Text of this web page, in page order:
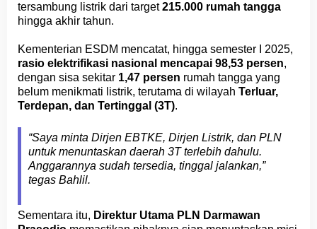
tersambung listrik dari target215.000 rumah tangga
hingga akhir tahun.
Kementerian ESDM mencatat, hingga semester I 2025,
rasio elektrifikasi nasional mencapai 98,53 persen,
dengan sisa sekitar 1,47 persen rumah tangga yang
belum menikmati listrik, terutama di wilayah Terluar,
Terdepan, dan Tertinggal (3T).
“Saya minta Dirjen EBTKE, Dirjen Listrik, dan PLN
untuk menuntaskan daerah 3T terlebih dahulu.
Anggarannya sudah tersedia, tinggal jalankan,”
tegas Bahlil.
Sementara itu, Direktur Utama PLN Darmawan